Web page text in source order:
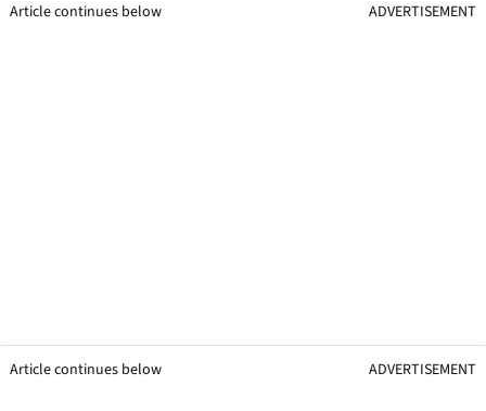
Article continues below ADVERTISEMENT
Article continues below ADVERTISEMENT